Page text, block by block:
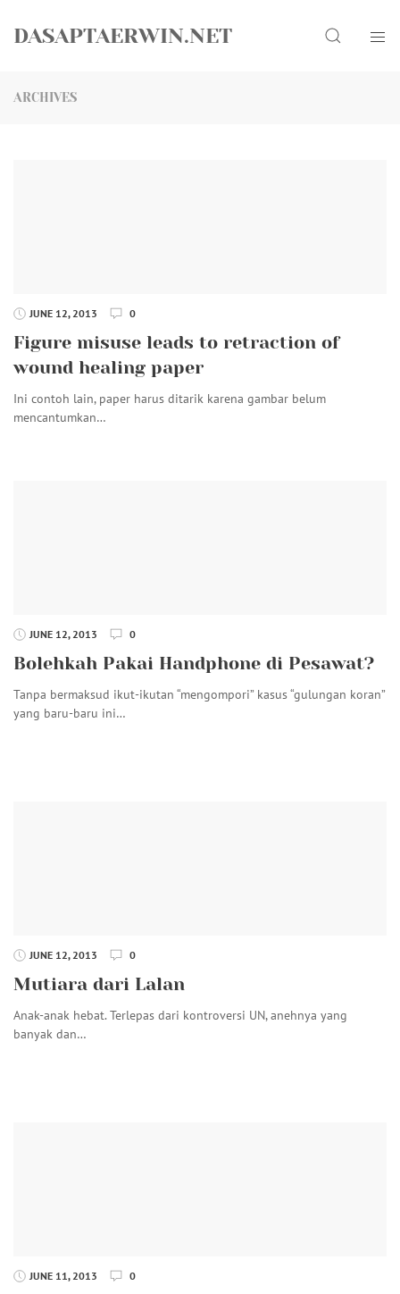
DASAPTAERWIN.NET Search
ARCHIVES
JUNE 12, 2013 0
Figure misuse leads to retraction of
wound healing paper
Ini contoh lain, paper harus ditarik karena gambar belum
mencantumkan…
JUNE 12, 2013 0
Bolehkah Pakai Handphone di Pesawat?
Tanpa bermaksud ikut-ikutan “mengompori” kasus “gulungan koran”
yang baru-baru ini…
JUNE 12, 2013 0
Mutiara dari Lalan
Anak-anak hebat. Terlepas dari kontroversi UN, anehnya yang
banyak dan…
JUNE 11, 2013 0